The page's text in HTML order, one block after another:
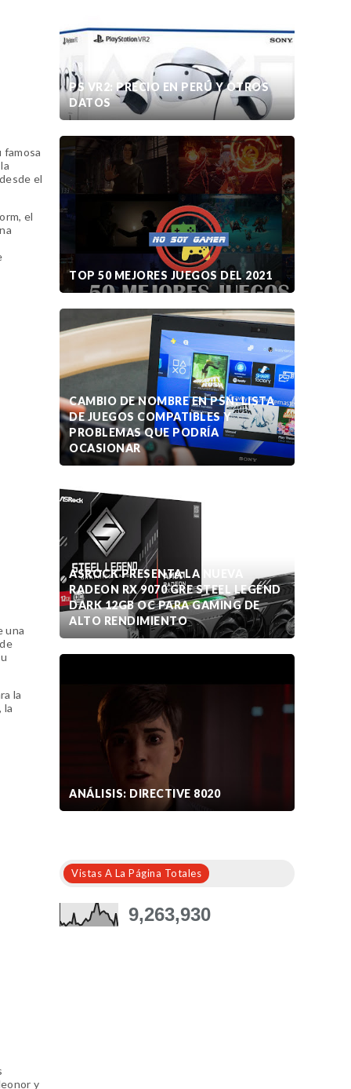
el
el
una
la
la
y
PS VR2: PRECIO EN PERÚ Y OTROS
DATOS
TOP 50 MEJORES JUEGOS DEL 2021
CAMBIO DE NOMBRE EN PSN: LISTA
DE JUEGOS COMPATIBLES Y
PROBLEMAS QUE PODRÍA
OCASIONAR
ASROCK PRESENTA LA NUEVA
RADEON RX 9070 GRE STEEL LEGEND
DARK 12GB OC PARA GAMING DE
ALTO RENDIMIENTO
ANÁLISIS: DIRECTIVE 8020
Vistas A La Página Totales
9,263,930